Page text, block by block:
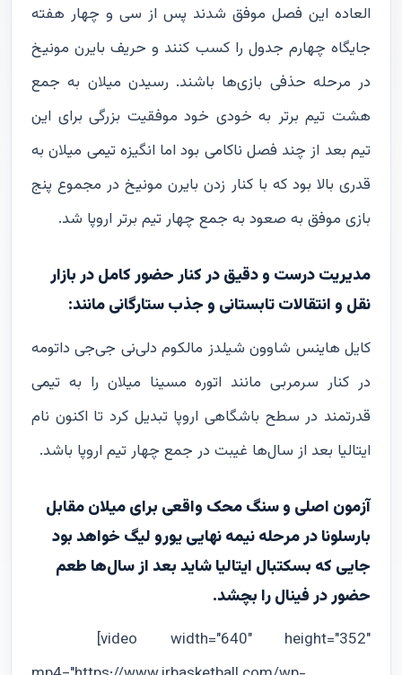
العاده این فصل موفق شدند پس از سی و چهار هفته
جایگاه چهارم جدول را کسب کنند و حریف بایرن مونیخ
در مرحله حذفی بازی‌ها باشند. رسیدن میلان به جمع
هشت تیم برتر به خودی خود موفقیت بزرگی برای این
تیم بعد از چند فصل ناکامی بود اما انگیزه تیمی میلان به
قدری بالا بود که با کنار زدن بایرن مونیخ در مجموع پنج
بازی موفق به صعود به جمع چهار تیم برتر اروپا شد.
مدیریت درست و دقیق در کنار حضور کامل در بازار
نقل و انتقالات تابستانی و جذب ستارگانی مانند:
کایل هاینس شاوون شیلدز مالکوم دلی‌نی جی‌جی داتومه
در کنار سرمربی مانند اتوره مسینا میلان را به تیمی
قدرتمند در سطح باشگاهی اروپا تبدیل کرد تا اکنون نام
ایتالیا بعد از سال‌ها غیبت در جمع چهار تیم اروپا باشد.
آزمون اصلی و سنگ محک واقعی برای میلان مقابل
بارسلونا در مرحله نیمه نهایی یورو لیگ خواهد بود
جایی که بسکتبال ایتالیا شاید بعد از سال‌ها طعم
حضور در فینال را بچشد.
[video width="640" height="352"